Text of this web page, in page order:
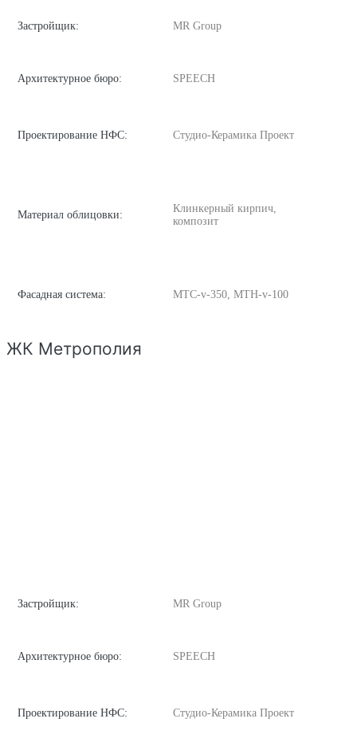
Застройщик: MR Group
Архитектурное бюро: SPEECH
Проектирование НФС: Студио-Керамика Проект
Материал облицовки:
Клинкерный кирпич,
композит
Фасадная система: MТС-v-350, MTH-v-100
ЖК Метрополия
Застройщик: MR Group
Архитектурное бюро: SPEECH
Проектирование НФС: Студио-Керамика Проект